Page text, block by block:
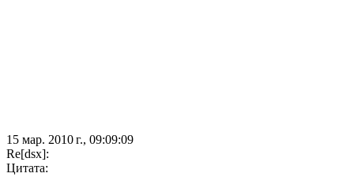
15 мар. 2010 г., 09:09:09
Re[dsx]:
Цитата: